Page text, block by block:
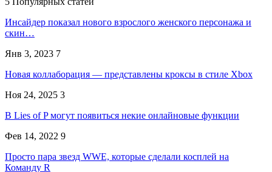
Инсайдер показал нового взрослого женского персонажа и
скин…
Янв 3, 2023 7
Новая коллаборация — представлены кроксы в стиле Xbox
Ноя 24, 2025 3
В Lies of P могут появиться некие онлайновые функции
Фев 14, 2022 9
Просто пара звезд WWE, которые сделали косплей на
Команду R